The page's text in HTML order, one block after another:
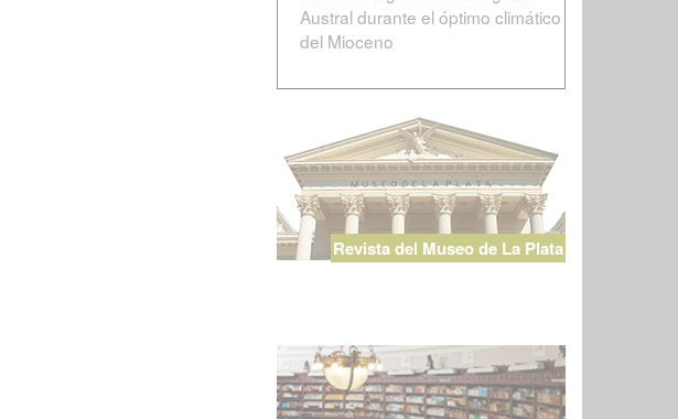
Austral durante el óptimo climático
del Mioceno
Revista del Museo de La Plata